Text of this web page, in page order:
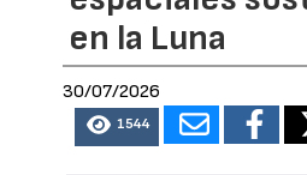
en la Luna
30/07/2026
1544